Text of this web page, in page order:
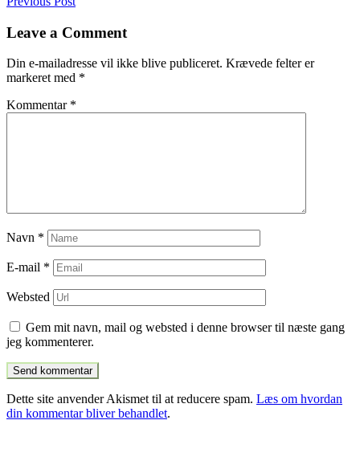
til
Leave a Comment
Din e-mailadresse vil ikke blive publiceret. Krævede felter er
markeret med *
Kommentar *
Navn *
E-mail *
Websted
Gem mit navn, mail og websted i denne browser til næste gang
jeg kommenterer.
Dette site anvender Akismet til at reducere spam. Læs om hvordan
din kommentar bliver behandlet.